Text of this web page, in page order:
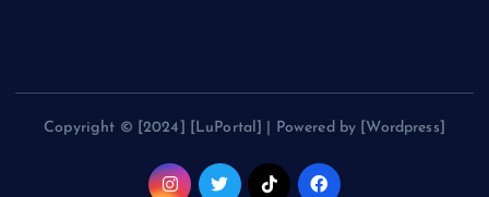
Copyright © [2024] [LuPortal] | Powered by [Wordpress]